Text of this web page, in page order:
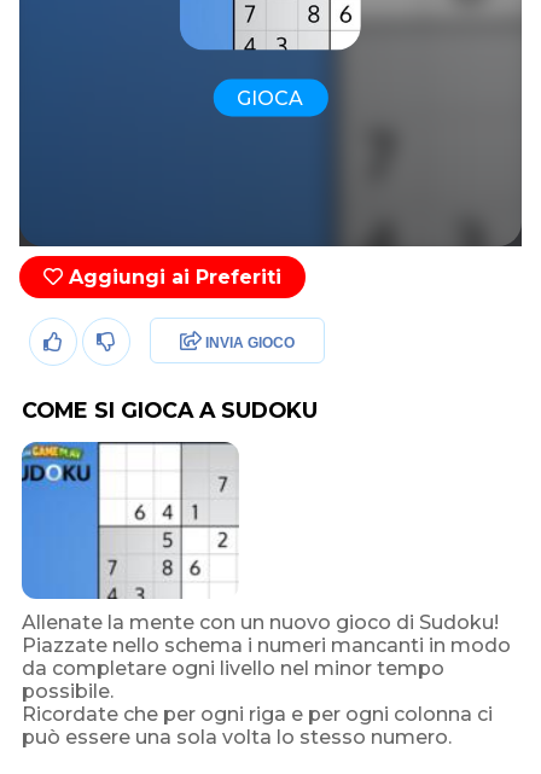
GIOCA
Aggiungi ai Preferiti
INVIA GIOCO
COME SI GIOCA A SUDOKU
Allenate la mente con un nuovo gioco di Sudoku!
Piazzate nello schema i numeri mancanti in modo
da completare ogni livello nel minor tempo
possibile.
Ricordate che per ogni riga e per ogni colonna ci
può essere una sola volta lo stesso numero.